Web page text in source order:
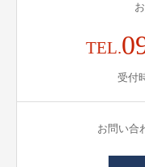
TEL.
受付
お問い合